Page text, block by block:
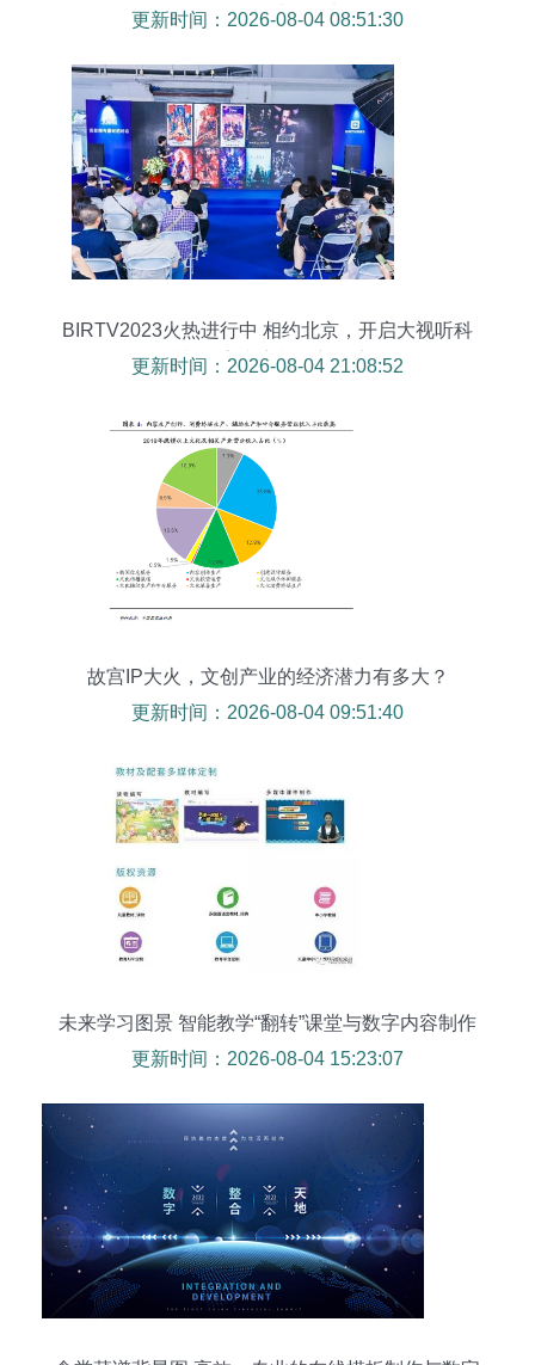
Java课程设计项目实例
更新时间：2026-08-04 08:51:30
BIRTV2023火热进行中 相约北京，开启大视听科
技与数字内容制作新篇章
更新时间：2026-08-04 21:08:52
故宫IP大火，文创产业的经济潜力有多大？
更新时间：2026-08-04 09:51:40
未来学习图景 智能教学“翻转”课堂与数字内容制作
服务
更新时间：2026-08-04 15:23:07